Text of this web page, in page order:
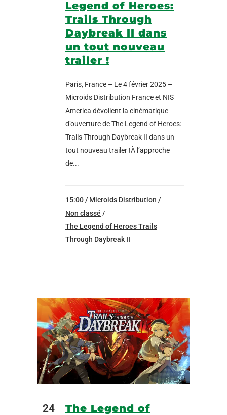
Legend of Heroes:
Trails Through
Daybreak II dans
un tout nouveau
trailer !
Paris, France – Le 4 février 2025 –
Microids Distribution France et NIS
America dévoilent la cinématique
d’ouverture de The Legend of Heroes:
Trails Through Daybreak II dans un
tout nouveau trailer !À l’approche
de...
15:00 / Microids Distribution /
Non classé /
The Legend of Heroes Trails
Through Daybreak II
24
The Legend of